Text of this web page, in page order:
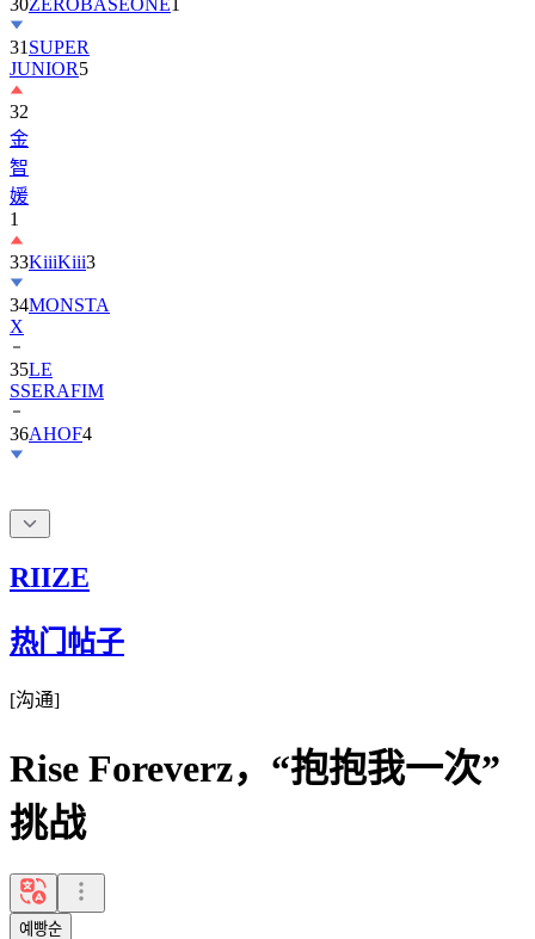
30ZEROBASEONE1
31 SUPER
JUNIOR5
32
金
智
媛
1
33KiiiKiii3
34MONSTA
X
35LE
SSERAFIM
36AHOF4
RIIZE
热门帖子
[沟通]
Rise Foreverz，“抱抱我一次”
挑战
예빵순